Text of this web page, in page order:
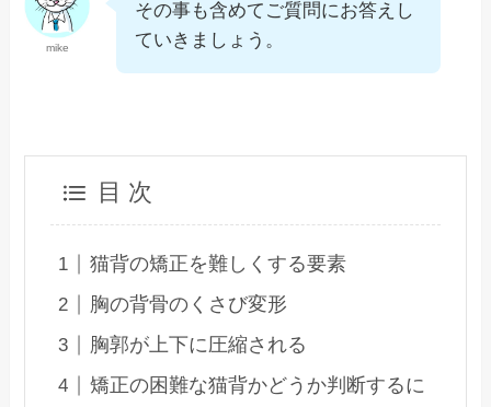
mike
その事も含めてご質問にお答えし
ていきましょう。
目 次
猫背の矯正を難しくする要素
胸の背骨のくさび変形
胸郭が上下に圧縮される
矯正の困難な猫背かどうか判断するに